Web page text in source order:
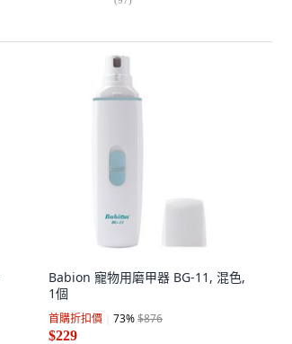
Babion 寵物用磨甲器 BG-11, 混色,
1個
首購折扣價 73%$876
$229